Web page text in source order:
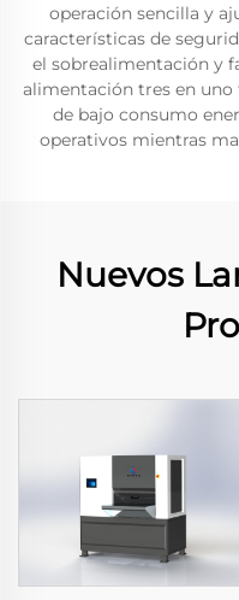
operación sencilla y
características de
el sobrealimentación y
alimentación tres en
de bajo consumo
operativos mientras
Nuevos